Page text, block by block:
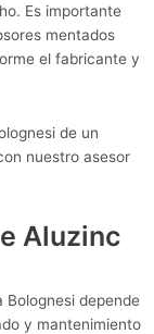
Es importante
mentados
el fabricante y
de un
nuestro asesor
Aluzinc
Bolognesi depende
y mantenimiento